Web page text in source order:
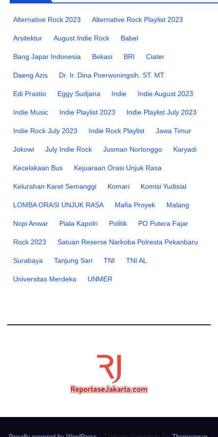
Alternative Rock 2023 Alternative Rock Playlist 2023
Arsitektur August Indie Rock Babel
Bang Japar Indonesia Bekasi BRI Ciater
Daeng Azis Dr. Ir. Dina Poerwoningsih. ST. MT.
Edi Prastio Eggy Sudjana Indie Indie August 2023
Indie Music Indie Playlist 2023 Indie Playlist July 2023
Indie Rock July 2023 Indie Rock Playlist Jawa Timur
Jokowi July Indie Rock Jusman Nortonggo Karyadi
Kecelakaan Bus Kejuaraan Orasi Unjuk Rasa
Kelurahan Karet Semanggi Komari Komisi Yudisial
LOMBA ORASI UNJUK RASA Mafia Proyek Malang
Nopi Anwar Piala Kapolri Politik PO Putera Fajar
Rock 2023 Satuan Reserse Narkoba Polresta Pekanbaru
Surabaya Tanjung Sari TNI TNI AL
Universitas Merdeka UNMER